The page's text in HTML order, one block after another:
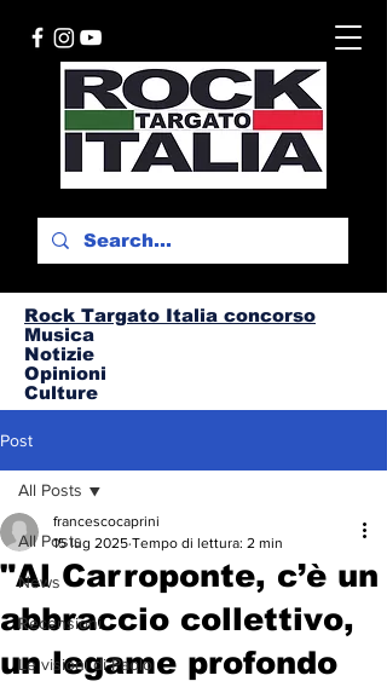
Rock Targato Italia concorso
Musica
Notizie
Opinioni
Culture
Post
All Posts
News
Recensioni
Le visioni di Paolo
All Posts
"Al Carroponte, c’è un
abbraccio collettivo,
un legame profondo
francescocaprini
15 lug 2025 Tempo di lettura: 2 min